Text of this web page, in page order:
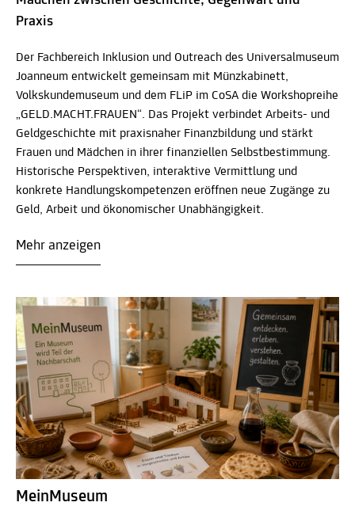
Praxis
Der Fachbereich Inklusion und Outreach des Universalmuseum
Joanneum entwickelt gemeinsam mit Münzkabinett,
Volkskundemuseum und dem FLiP im CoSA die Workshopreihe
„GELD.MACHT.FRAUEN“. Das Projekt verbindet Arbeits- und
Geldgeschichte mit praxisnaher Finanzbildung und stärkt
Frauen und Mädchen in ihrer finanziellen Selbstbestimmung.
Historische Perspektiven, interaktive Vermittlung und
konkrete Handlungskompetenzen eröffnen neue Zugänge zu
Geld, Arbeit und ökonomischer Unabhängigkeit.
Mehr anzeigen
MeinMuseum